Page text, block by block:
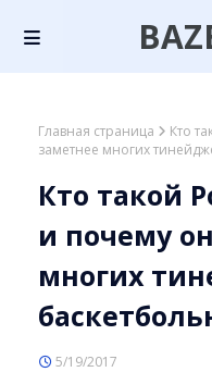
Главная страница
Кто
заметнее многих
Кто такой
и почему
многих
5/19/2017